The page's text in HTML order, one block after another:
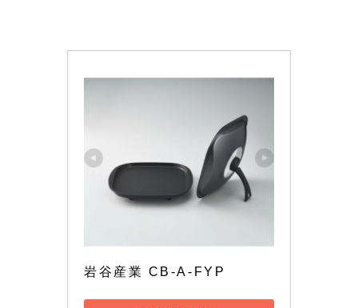
岩谷産業 CB-A-FYP